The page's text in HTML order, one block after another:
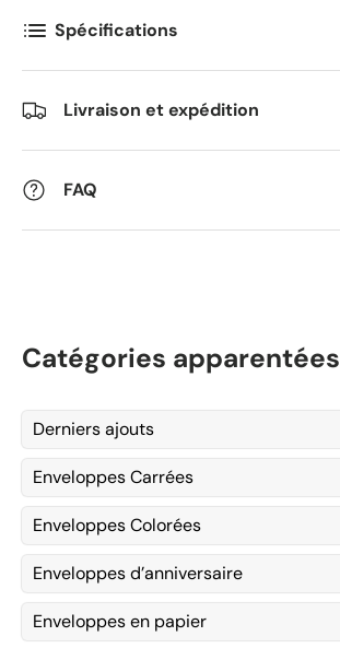
Spécifications
Livraison et expédition
FAQ
Catégories apparentées
Derniers ajouts
Enveloppes Carrées
Enveloppes Colorées
Enveloppes d’anniversaire
Enveloppes en papier